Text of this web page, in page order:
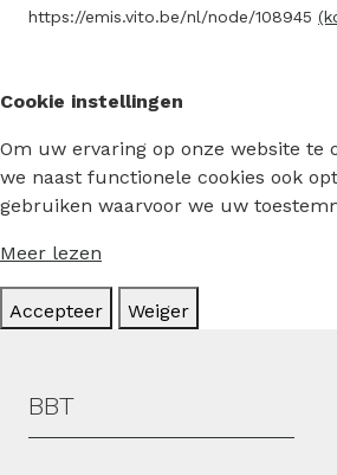
https://emis.vito.be/nl/node/108945
Cookie instellingen
Om uw ervaring op onze website te
we naast functionele cookies ook
gebruiken waarvoor we uw
Meer lezen
Accepteer Weiger
Hoofdmenu
BBT